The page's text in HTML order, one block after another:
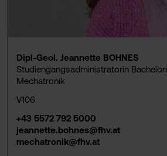
Dipl-Geol. Jeannette BOHNES
Studiengangsadministratorin
Mechatronik
V106
+43 5572 792 5000
jeannette.bohnes@fhv.at
mechatronik@fhv.at